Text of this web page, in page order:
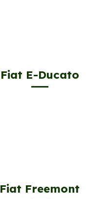
Fiat E-Ducato
Fiat Freemont